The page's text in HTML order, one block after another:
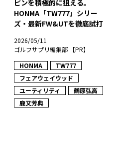
ピンを積極的に狙える。
HONMA「TW777」シリー
ズ・最新FW&UTを徹底試打
2026/05/11
ゴルフサプリ編集部 【PR】
HONMA
TW777
フェアウェイウッド
ユーティリティ
鶴原弘高
鹿又芳典